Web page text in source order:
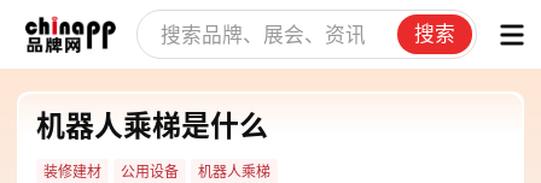
搜索
机器人乘梯是什么
装修建材 公用设备 机器人乘梯